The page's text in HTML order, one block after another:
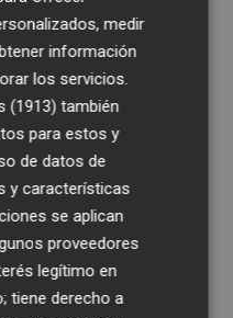
medir
información
los servicios.
(1913) también
para estos y
de datos de
y características
se aplican
proveedores
legítimo en
tiene derecho a